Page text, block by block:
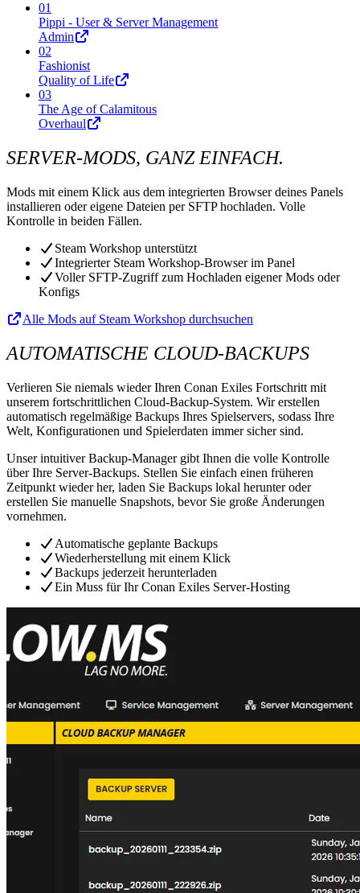
01
Pippi - User & Server Management
Admin
02
Fashionist
Quality of Life
03
The Age of Calamitous
Overhaul
SERVER-MODS, GANZ EINFACH.
Mods mit einem Klick aus dem integrierten Browser deines Panels
installieren oder eigene Dateien per SFTP hochladen. Volle
Kontrolle in beiden Fällen.
Steam Workshop unterstützt
Integrierter Steam Workshop-Browser im Panel
Voller SFTP-Zugriff zum Hochladen eigener Mods oder
Konfigs
Alle Mods auf Steam Workshop durchsuchen
AUTOMATISCHE CLOUD-BACKUPS
Verlieren Sie niemals wieder Ihren Conan Exiles Fortschritt mit
unserem fortschrittlichen Cloud-Backup-System. Wir erstellen
automatisch regelmäßige Backups Ihres Spielservers, sodass Ihre
Welt, Konfigurationen und Spielerdaten immer sicher sind.
Unser intuitiver Backup-Manager gibt Ihnen die volle Kontrolle
über Ihre Server-Backups. Stellen Sie einfach einen früheren
Zeitpunkt wieder her, laden Sie Backups lokal herunter oder
erstellen Sie manuelle Snapshots, bevor Sie große Änderungen
vornehmen.
Automatische geplante Backups
Wiederherstellung mit einem Klick
Backups jederzeit herunterladen
Ein Muss für Ihr Conan Exiles Server-Hosting